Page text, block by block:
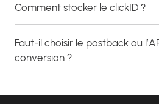
Comment stocker le clickID ?
Faut-il choisir le postback ou
conversion ?